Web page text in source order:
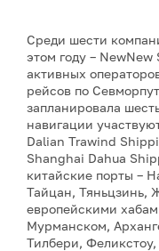
Среди шести
этом году –
активных
рейсов по
запланировала
навигации
Dalian Trawind
Shanghai Dahua
китайские порты –
Тайцан, Тяньцзинь,
европейскими
Мурманском,
Тилбери,